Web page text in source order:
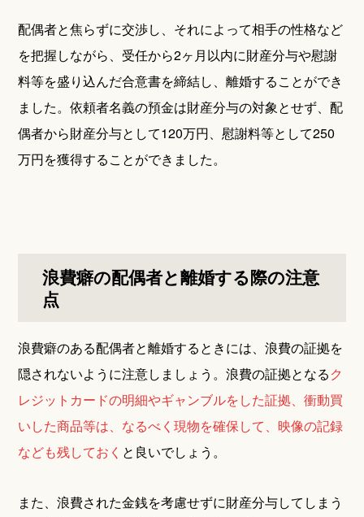
配偶者と焦らずに交渉し、それによって相手の性格など
を把握しながら、受任から2ヶ月以内に財産分与や慰謝
料等を盛り込んだ合意書を締結し、離婚することができ
ました。依頼者名義の預金は財産分与の対象とせず、配
偶者から財産分与として120万円、慰謝料等として250
万円を獲得することができました。
浪費癖の配偶者と離婚する際の注意
点
浪費癖のある配偶者と離婚するときには、浪費の証拠を
隠されないように注意しましょう。浪費の証拠となるク
レジットカードの明細やギャンブルをした証拠、衝動買
いした商品等は、なるべく現物を確保して、映像の記録
なども残しておく と良いでしょう。
また、浪費された金銭を考慮せずに財産分与してしまう